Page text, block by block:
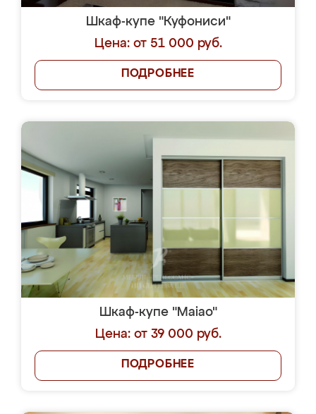
Шкаф-купе "Куфониси"
Цена: от 51 000 руб.
ПОДРОБНЕЕ
Шкаф-купе "Maiao"
Цена: от 39 000 руб.
ПОДРОБНЕЕ